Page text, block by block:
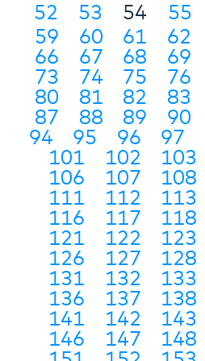
52
53 54 55
59
60 61 62
66
67 68 69
73
74 75 76
80
81 82 83
87
88 89 90
94
95 96 97
101
102 103
106
107 108
111
112 113
116
117 118
121
122 123
126
127 128
131
132 133
136
137 138
141
142 143
146
147 148